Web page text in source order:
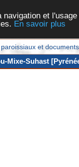
et
En savoir plus
et
Mixe-Suhast